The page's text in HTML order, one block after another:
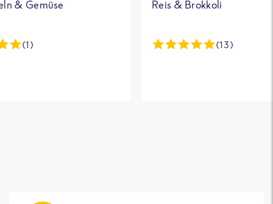
& Gemüse
(1)
Reis & Brokkoli
(13)